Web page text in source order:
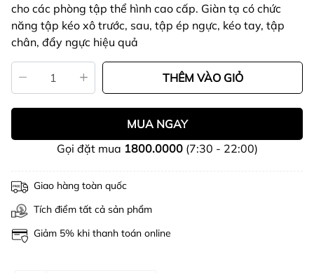
cho các phòng tập thể hình cao cấp. Giàn tạ có chức
năng tập kéo xô trước, sau, tập ép ngực, kéo tay, tập
chân, đẩy ngực hiệu quả
THÊM VÀO GIỎ
MUA NGAY
Gọi đặt mua 1800.0000(7:30 - 22:00)
Giao hàng toàn quốc
Tích điểm tất cả sản phẩm
Giảm 5% khi thanh toán online